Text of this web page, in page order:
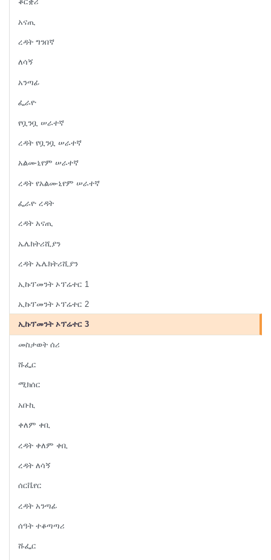
አናጢ
ረዳት ግንበኛ
ለሳኝ
አንጣፊ
ፌራዮ
የቧንቧ ሠራተኛ
ረዳት የቧንቧ ሠራተኛ
አልሙኒየም ሠራተኛ
ረዳት የአልሙኒየም ሠራተኛ
ፌራዮ ረዳት
ረዳት አናጢ
ኤሌክትሪሺያን
ረዳት ኤሌክትሪሺያን
ኢኩፕመንት ኦፕሬተር 1
ኢኩፕመንት ኦፕሬተር 2
ኢኩፕመንት ኦፕሬተር 3
መስታወት ሰሪ
ሹፌር
ሚክሰር
አቡኪ
ቀለም ቀቢ
ረዳት ቀለም ቀቢ
ረዳት ለሳኝ
ሰርቬየር
ረዳት አንጣፊ
ሰዓት ተቆጣጣሪ
ሹፌር